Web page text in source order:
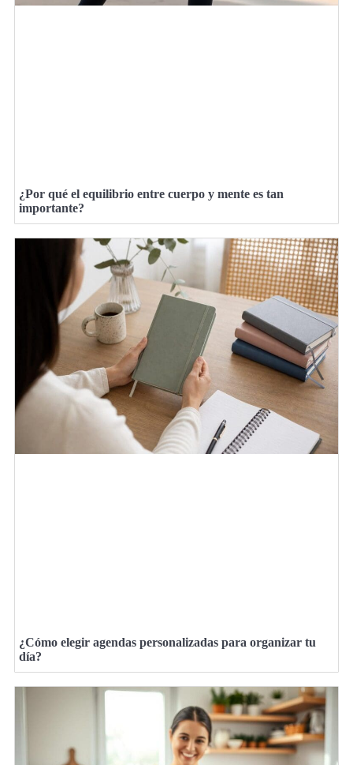
¿Por qué el equilibrio entre cuerpo y mente es tan
importante?
¿Cómo elegir agendas personalizadas para organizar tu
día?